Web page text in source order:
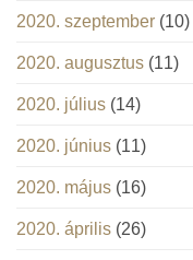
2020. szeptember (10)
2020. augusztus (11)
2020. július (14)
2020. június (11)
2020. május (16)
2020. április (26)